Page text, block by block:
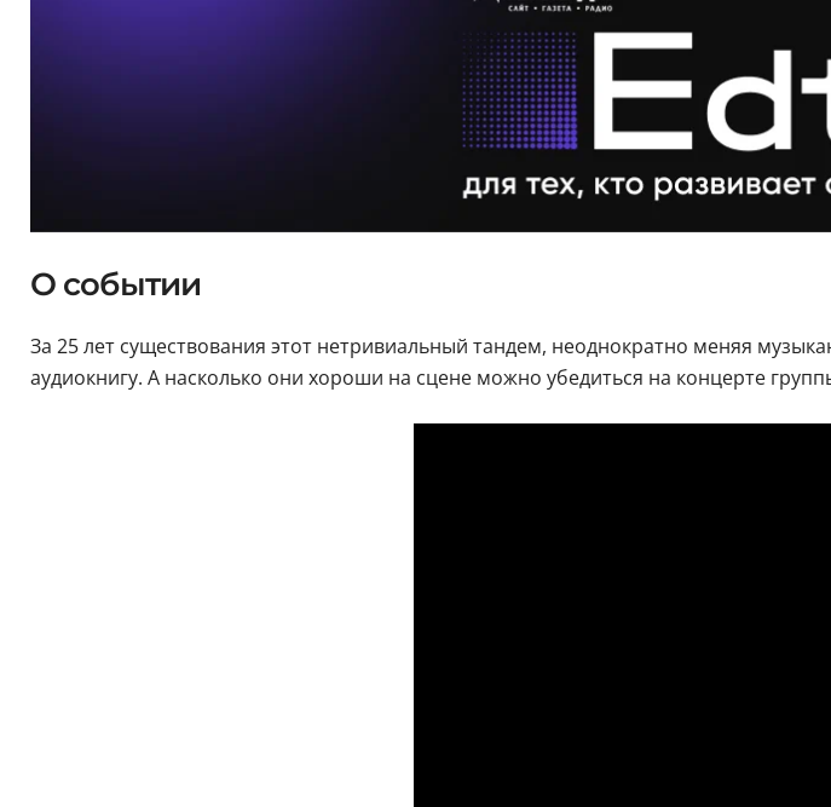
О событии
За 25 лет существования этот нетривиальный тандем, неоднократно меняя
аудиокнигу. А насколько они хороши на сцене можно убедиться на концерте